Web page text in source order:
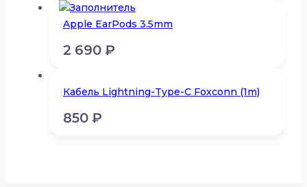
Apple EarPods 3.5mm
2 690 ₽
Кабель Lightning-Type-C Foxconn (1m)
850 ₽